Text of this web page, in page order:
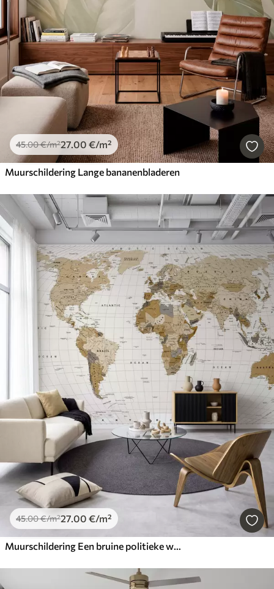
45.00€/m²27.00 €/m²
Muurschildering Lange bananenbladeren
45.00€/m²27.00 €/m²
Muurschildering Een bruine politieke wereldkaart met vlaggen in het Engels